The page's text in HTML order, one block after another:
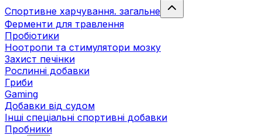
Спортивне харчування. загальне
Ферменти для травлення
Пробіотики
Ноотропи та стимулятори мозку
Захист печінки
Рослинні добавки
Гриби
Gaming
Добавки від судом
Інші спеціальні спортивні добавки
Пробники